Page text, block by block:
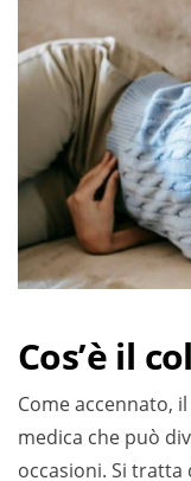
Cos’è il
Come accennato,
medica che può
occasioni. Si tratta